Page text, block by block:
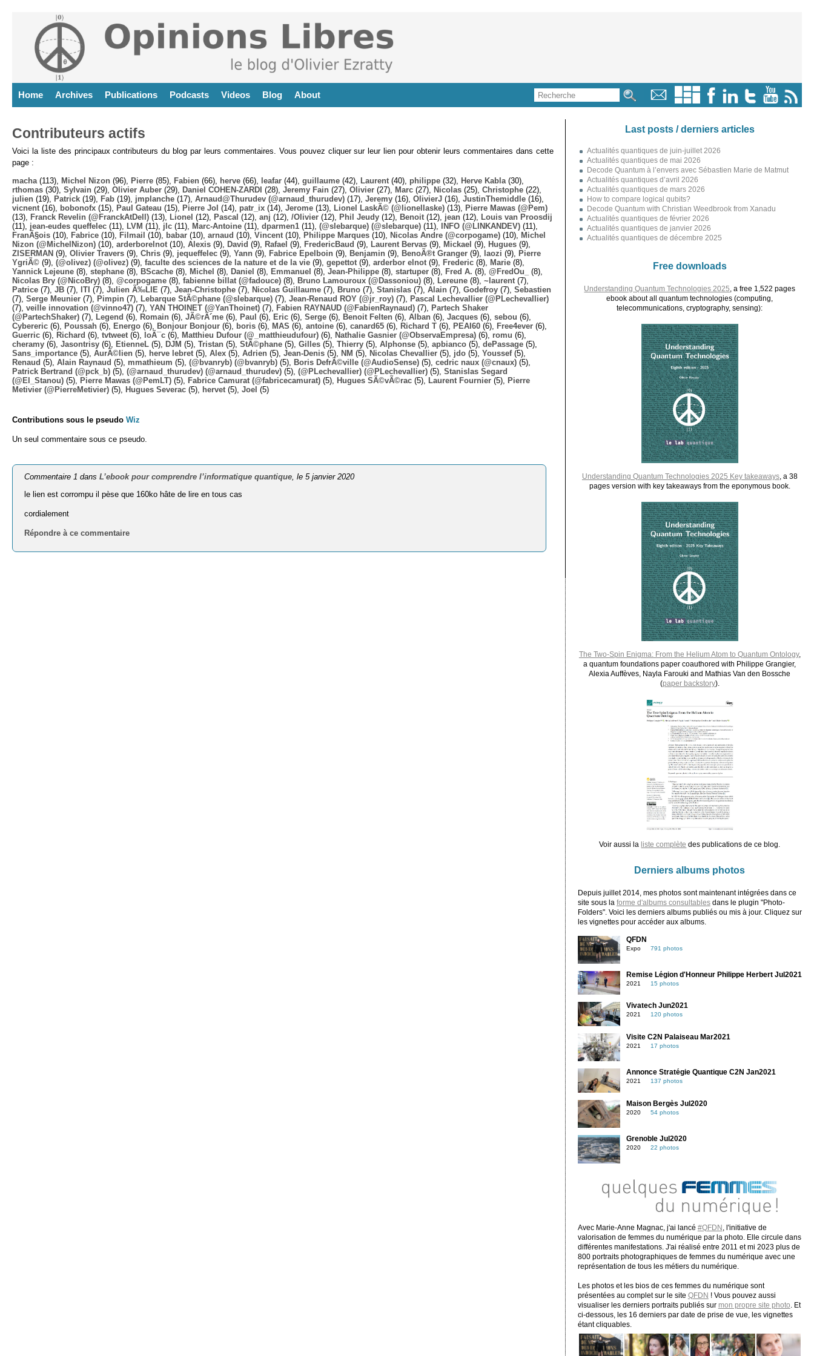
Home Archives Publications Podcasts Videos Blog About
Contributeurs actifs
Voici la liste des principaux contributeurs du blog par leurs commentaires. Vous pouvez cliquer sur leur lien pour obtenir leurs commentaires dans cette
page :
macha (113), Michel Nizon (96), Pierre (85), Fabien (66), herve (66), leafar (44), guillaume (42), Laurent (40), philippe (32), Herve Kabla (30),
rthomas (30), Sylvain (29), Olivier Auber (29), Daniel COHEN-ZARDI (28), Jeremy Fain (27), Olivier (27), Marc (27), Nicolas (25), Christophe (22),
julien (19), Patrick (19), Fab (19), jmplanche (17), Arnaud@Thurudev (@arnaud_thurudev) (17), Jeremy (16), OlivierJ (16), JustinThemiddle (16),
vicnent (16), bobonofx (15), Paul Gateau (15), Pierre Jol (14), patr_ix (14), Jerome (13), Lionel LaskÃ© (@lionellaske) (13),
Pierre Mawas (@Pem)
(13),
Franck Revelin (@FranckAtDell) (13), Lionel (12), Pascal (12), anj (12), /Olivier (12), Phil Jeudy (12), Benoit (12), jean (12),
Louis van Proosdij
(11), jean-eudes queffelec (11), LVM (11), jlc (11), Marc-Antoine (11), dparmen1 (11), (@slebarque) (@slebarque) (11), INFO (@LINKANDEV) (11),
FranÃ§ois (10), Fabrice (10), Filmail (10), babar (10), arnaud (10), Vincent (10), Philippe Marques (10), Nicolas Andre (@corpogame) (10),
Michel
Nizon (@MichelNizon) (10), arderborelnot (10), Alexis (9), David (9), Rafael (9), FredericBaud (9), Laurent Bervas (9), Mickael (9), Hugues (9),
ZISERMAN (9), Olivier Travers (9), Chris (9), jequeffelec (9), Yann (9), Fabrice Epelboin (9), Benjamin (9), BenoÃ®t Granger (9), laozi (9),
Pierre
YgriÃ© (9), (@olivez) (@olivez) (9), faculte des sciences de la nature et de la vie (9), gepettot (9), arderbor elnot (9), Frederic (8), Marie (8),
Yannick Lejeune (8), stephane (8), BScache (8), Michel (8), Daniel (8), Emmanuel (8), Jean-Philippe (8), startuper (8), Fred A. (8), @FredOu_
(8),
Nicolas Bry (@NicoBry) (8), @corpogame (8), fabienne billat (@fadouce) (8), Bruno Lamouroux (@Dassoniou) (8), Lereune (8), ~laurent (7),
Patrice (7), JB (7), ITI (7), Julien Ã‰LIE (7), Jean-Christophe (7), Nicolas Guillaume (7), Bruno (7), Stanislas (7), Alain (7), Godefroy (7), Sebastien
(7), Serge Meunier (7), Pimpin (7), Lebarque StÃ©phane (@slebarque) (7), Jean-Renaud ROY (@jr_roy) (7),
Pascal Lechevallier (@PLechevallier)
(7), veille innovation (@vinno47) (7), YAN THOINET (@YanThoinet) (7), Fabien RAYNAUD (@FabienRaynaud) (7),
Partech Shaker
(@PartechShaker) (7), Legend (6), Romain (6), JÃ©rÃ´me (6), Paul (6), Eric (6), Serge (6), Benoit Felten (6), Alban (6), Jacques (6), sebou (6),
Cybereric (6), Poussah (6), Energo (6), Bonjour Bonjour (6), boris (6), MAS (6), antoine (6), canard65 (6), Richard T (6), PEAI60 (6), Free4ever (6),
Guerric (6), Richard (6), tvtweet (6), loÃ¯c (6), Matthieu Dufour (@_matthieudufour) (6), Nathalie Gasnier (@ObservaEmpresa) (6), romu (6),
cheramy (6), Jasontrisy (6), EtienneL (5), DJM (5), Tristan (5), StÃ©phane (5), Gilles (5), Thierry (5), Alphonse (5), apbianco (5), dePassage (5),
Sans_importance (5), AurÃ©lien (5), herve lebret (5), Alex (5), Adrien (5), Jean-Denis (5), NM (5), Nicolas Chevallier (5), jdo (5), Youssef(5),
Renaud (5), Alain Raynaud (5), mmathieum (5), (@bvanryb) (@bvanryb) (5), Boris DefrÃ©ville (@AudioSense) (5), cedric naux (@cnaux) (5),
Patrick Bertrand (@pck_b) (5), (@arnaud_thurudev) (@arnaud_thurudev) (5), (@PLechevallier) (@PLechevallier) (5), Stanislas Segard
(@El_Stanou) (5), Pierre Mawas (@PemLT) (5), Fabrice Camurat (@fabricecamurat) (5), Hugues SÃ©vÃ©rac (5), Laurent Fournier (5),
Pierre
Metivier (@PierreMetivier) (5), Hugues Severac (5), hervet (5), Joel (5)
Contributions sous le pseudo Wiz
Un seul commentaire sous ce pseudo.
Commentaire 1 dansL’ebook pour comprendre l’informatique quantique , le 5 janvier 2020
le lien est corrompu il pèse que 160ko hâte de lire en tous cas
cordialement
Répondre à ce commentaire
Last posts / derniers articles
Actualités quantiques de juin-juillet 2026
Actualités quantiques de mai 2026
Decode Quantum à l’envers avec Sébastien Marie de Matmut
Actualités quantiques d’avril 2026
Actualités quantiques de mars 2026
How to compare logical qubits?
Decode Quantum with Christian Weedbrook from Xanadu
Actualités quantiques de février 2026
Actualités quantiques de janvier 2026
Actualités quantiques de décembre 2025
Free downloads
Understanding Quantum Technologies 2025 , a free 1,522 pages
ebook about all quantum technologies (computing,
telecommunications, cryptography, sensing):
Understanding Quantum Technologies 2025 Key takeaways, a 38
pages version with key takeaways from the eponymous book.
The Two-Spin Enigma: From the Helium Atom to Quantum Ontology,
a quantum foundations paper coauthored with Philippe Grangier,
Alexia Auffèves, Nayla Farouki and Mathias Van den Bossche
(paper backstory).
Voir aussi la liste complète des publications de ce blog.
Derniers albums photos
Depuis juillet 2014, mes photos sont maintenant intégrées dans ce
site sous la forme d'albums consultablesdans le plugin "Photo-
Folders". Voici les derniers albums publiés ou mis à jour. Cliquez sur
les vignettes pour accéder aux albums.
QFDN
Expo 791 photos
Remise Légion d'Honneur Philippe Herbert Jul2021
2021 15 photos
Vivatech Jun2021
2021 120 photos
Visite C2N Palaiseau Mar2021
2021 17 photos
Annonce Stratégie Quantique C2N Jan2021
2021 137 photos
Maison Bergès Jul2020
2020 54 photos
Grenoble Jul2020
2020 22 photos
Avec Marie-Anne Magnac, j'ai lancé #QFDN
, l'initiative de
valorisation de femmes du numérique par la photo. Elle circule dans
différentes manifestations. J'ai réalisé entre 2011 et mi 2023 plus de
800 portraits photographiques de femmes du numérique avec une
représentation de tous les métiers du numérique.
Les photos et les bios de ces femmes du numérique sont
présentées au complet sur le site QFDN ! Vous pouvez aussi
visualiser les derniers portraits publiés sur mon propre site photo . Et
ci-dessous, les 16 derniers par date de prise de vue, les vignettes
étant cliquables.